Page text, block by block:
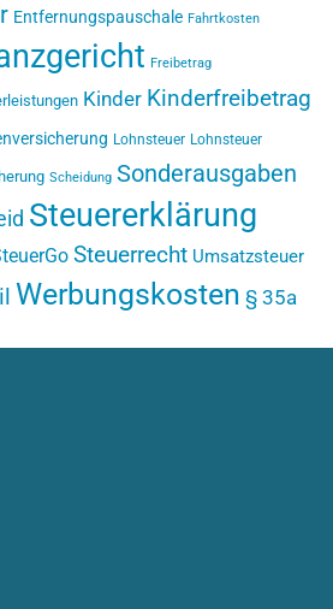
Entfernungspauschale Fahrtkosten
Freibetrag
Kinder Kinderfreibetrag
Lohnsteuer Lohnsteuer
Scheidung Sonderausgaben
Steuererklärung
Steuerrecht Umsatzsteuer
Werbungskosten § 35a